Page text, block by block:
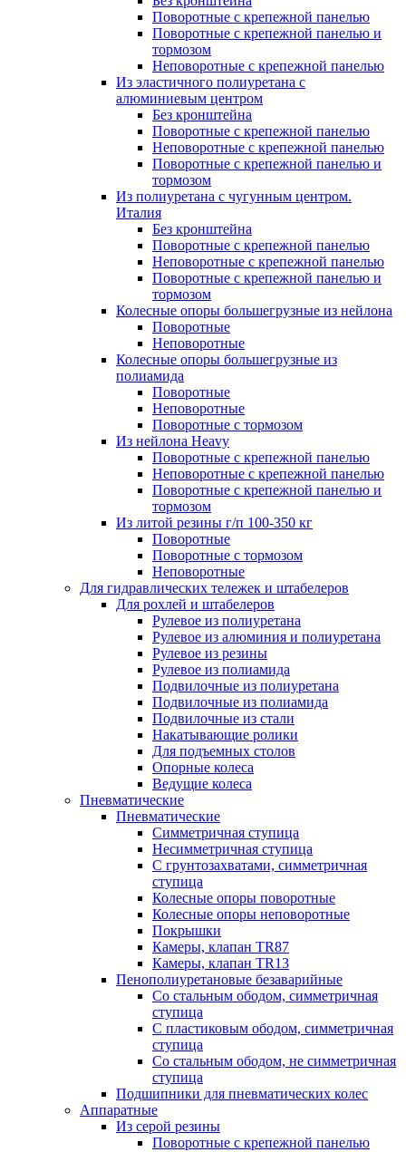
Поворотные с крепежной панелью
Поворотные с крепежной панелью и
тормозом
Неповоротные с крепежной панелью
Из эластичного полиуретана с
алюминиевым центром
Без кронштейна
Поворотные с крепежной панелью
Неповоротные с крепежной панелью
Поворотные с крепежной панелью и
тормозом
Из полиуретана с чугунным центром.
Италия
Без кронштейна
Поворотные с крепежной панелью
Неповоротные с крепежной панелью
Поворотные с крепежной панелью и
тормозом
Колесные опоры большегрузные из нейлона
Поворотные
Неповоротные
Колесные опоры большегрузные из
полиамида
Поворотные
Неповоротные
Поворотные с тормозом
Из нейлона Heavy
Поворотные с крепежной панелью
Неповоротные с крепежной панелью
Поворотные с крепежной панелью и
тормозом
Из литой резины г/п 100-350 кг
Поворотные
Поворотные с тормозом
Неповоротные
Для гидравлических тележек и штабелеров
Для рохлей и штабелеров
Рулевое из полиуретана
Рулевое из алюминия и полиуретана
Рулевое из резины
Рулевое из полиамида
Подвилочные из полиуретана
Подвилочные из полиамида
Подвилочные из стали
Накатывающие ролики
Для подъемных столов
Опорные колеса
Ведущие колеса
Пневматические
Пневматические
Симметричная ступица
Несимметричная ступица
С грунтозахватами, симметричная
ступица
Колесные опоры поворотные
Колесные опоры неповоротные
Покрышки
Камеры, клапан TR87
Камеры, клапан TR13
Пенополиуретановые безаварийные
Со стальным ободом, симметричная
ступица
С пластиковым ободом, симметричная
ступица
Со стальным ободом, не симметричная
ступица
Подшипники для пневматических колес
Аппаратные
Из серой резины
Поворотные с крепежной панелью